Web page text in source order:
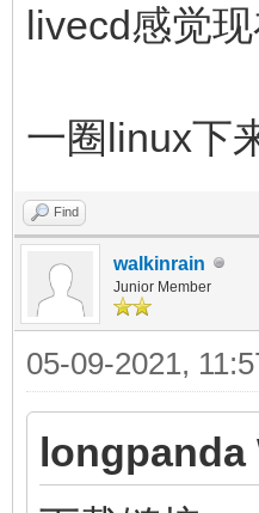
livecd感觉
一圈linux下
Find
walkinrain
Junior Member
05-09-2021,
longpanda